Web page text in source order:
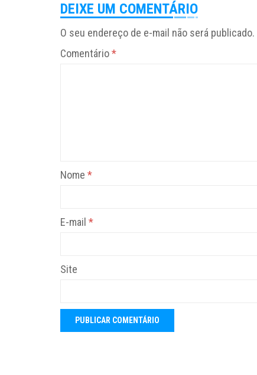
DEIXE UM COMENTÁRIO
O seu endereço de e-mail não será publicado.
Comentário*
Nome *
E-mail *
Site